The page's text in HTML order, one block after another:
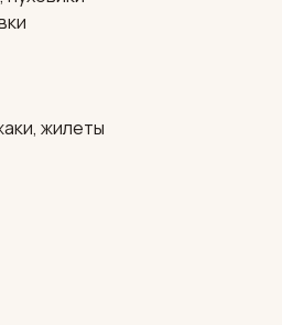
жилеты